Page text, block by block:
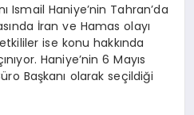
Ismail Haniye’nin Tahran’da
İran ve Hamas olayı
ise konu hakkında
Haniye’nin 6 Mayıs
Başkanı olarak seçildiği